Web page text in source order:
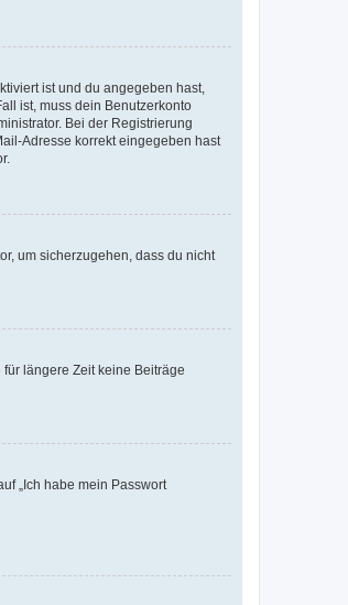
ist und du angegeben hast,
ist, muss dein Benutzerkonto
Bei der Registrierung
Adresse korrekt eingegeben hast
um sicherzugehen, dass du nicht
längere Zeit keine Beiträge
„Ich habe mein Passwort